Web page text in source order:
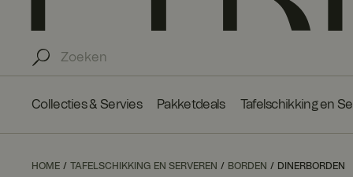
Collecties & Servies Pakketdeals Tafelschikking en
HOME TAFELSCHIKKING EN SERVEREN BORDEN DINERBORDEN